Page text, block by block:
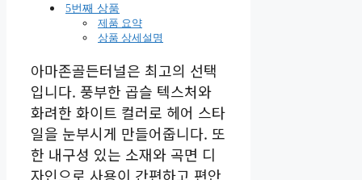
5번째 상품
제품 요약
상품 상세설명
아마존골든터널은 최고의 선택
입니다. 풍부한 곱슬 텍스처와
화려한 화이트 컬러로 헤어 스타
일을 눈부시게 만들어줍니다. 또
한 내구성 있는 소재와 곡면 디
자인으로 사용이 간편하고 편안